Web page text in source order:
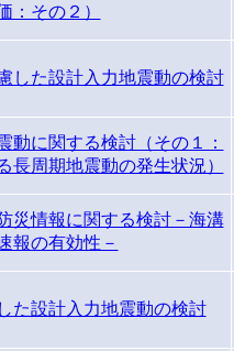
：その２）
した設計入力地震動の検討
動に関する検討（その１：
長周期地震動の発生状況）
災情報に関する検討－海溝
報の有効性－
た設計入力地震動の検討